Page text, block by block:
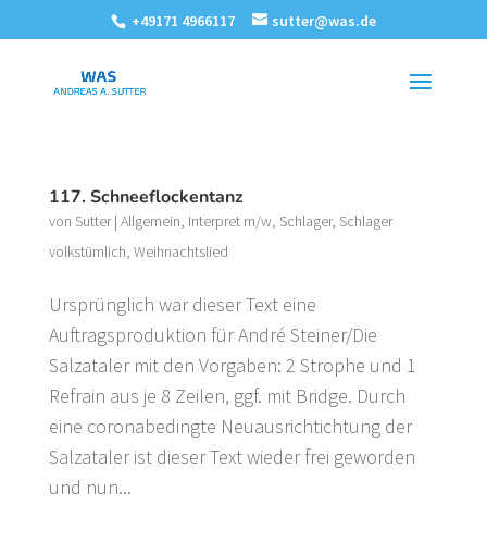
+49171 4966117 sutter@was.de
117. Schneeflockentanz
von Sutter| Allgemein, Interpret m/w, Schlager, Schlager
volkstümlich, Weihnachtslied
Ursprünglich war dieser Text eine
Auftragsproduktion für André Steiner/Die
Salzataler mit den Vorgaben: 2 Strophe und 1
Refrain aus je 8 Zeilen, ggf. mit Bridge. Durch
eine coronabedingte Neuausrichtichtung der
Salzataler ist dieser Text wieder frei geworden
und nun...